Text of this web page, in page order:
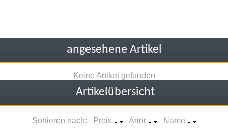
angesehene Artikel
Keine Artikel gefunden
Artikelübersicht
Sortieren nach: Preis Artnr Name